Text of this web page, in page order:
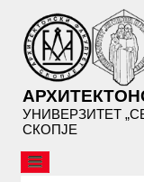
УНИВЕРЗИТЕТ
СКОПЈЕ
АФС